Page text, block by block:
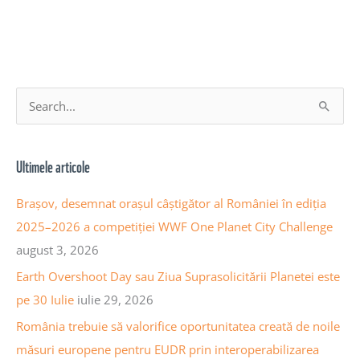
r
c
h
f
o
r
Ultimele articole
Brașov, desemnat orașul câștigător al României în ediția
2025–2026 a competiției WWF One Planet City Challenge
august 3, 2026
Earth Overshoot Day sau Ziua Suprasolicitării Planetei este
pe 30 Iulie iulie 29, 2026
România trebuie să valorifice oportunitatea creată de noile
măsuri europene pentru EUDR prin interoperabilizarea
r
i
t
i
c
o